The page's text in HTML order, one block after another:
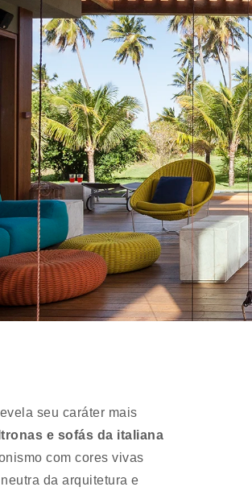
seu caráter mais
e sofás da italiana
com cores vivas
da arquitetura e